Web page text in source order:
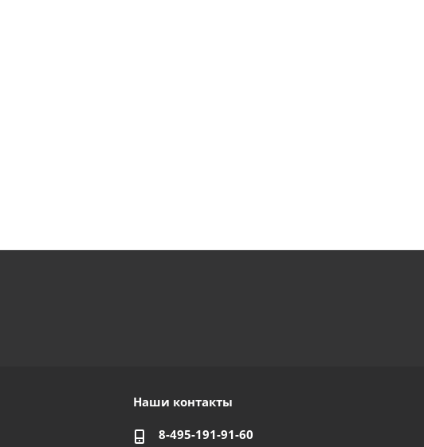
Наши контакты
8-495-191-91-60